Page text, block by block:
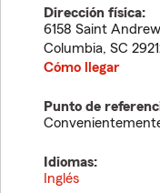
Dirección física:
6158 Saint
Columbia, SC
Cómo llegar
Punto de
Idiomas:
Inglés